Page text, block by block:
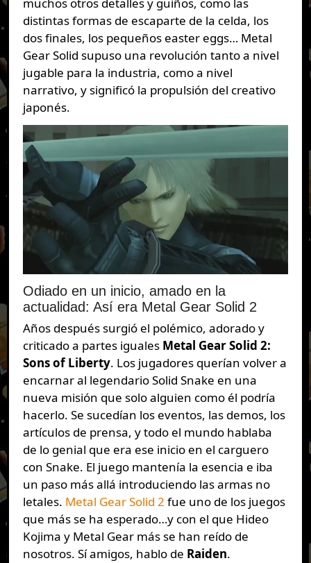
distintas formas de escaparte de la celda, los
dos finales, los pequeños easter eggs… Metal
Gear Solid supuso una revolución tanto a nivel
jugable para la industria, como a nivel
narrativo, y significó la propulsión del creativo
japonés.
Odiado en un inicio, amado en la
actualidad: Así era Metal Gear Solid 2
Años después surgió el polémico, adorado y
criticado a partes iguales Metal Gear Solid 2:
Sons of Liberty. Los jugadores querían volver a
encarnar al legendario Solid Snake en una
nueva misión que solo alguien como él podría
hacerlo. Se sucedían los eventos, las demos, los
artículos de prensa, y todo el mundo hablaba
de lo genial que era ese inicio en el carguero
con Snake. El juego mantenía la esencia e iba
un paso más allá introduciendo las armas no
letales. Metal Gear Solid 2 fue uno de los juegos
que más se ha esperado…y con el que Hideo
Kojima y Metal Gear más se han reído de
nosotros. Sí amigos, hablo de Raiden.